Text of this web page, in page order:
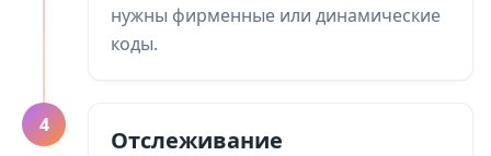
нужны фирменные или динамические
коды.
4
Отслеживание